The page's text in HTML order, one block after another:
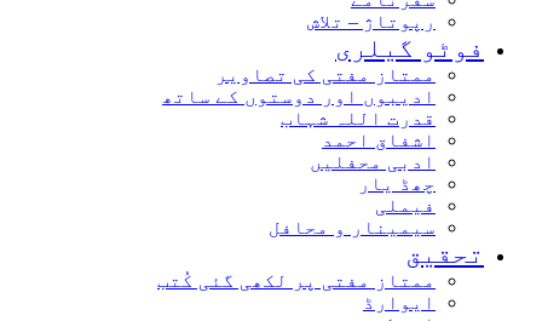
رپوتاژ – تلاش
فوٹو گیلری
ممتاز مفتی کی تصاویر
ادیبوں اور دوستوں کے ساتھ
قدرت اللہ شہاب
اشفاق احمد
ادبی محفلیں
چھڈ یار
فیملی
سیمینار و محافل
تحقیق
ممتاز مفتی پر لکھی گئی کُتب
ایوارڈ